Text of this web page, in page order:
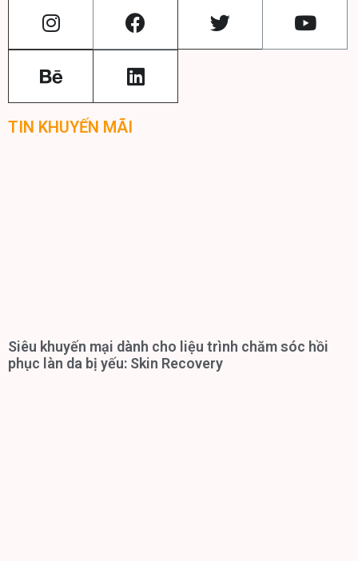
TIN KHUYẾN MÃI
Siêu khuyến mại dành cho liệu trình chăm sóc hồi
phục làn da bị yếu: Skin Recovery